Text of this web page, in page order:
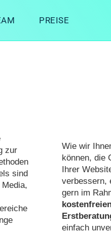
PREISE
zur
sind
Wie wir
können, die
Ihrer
verbessern,
gern im
einfach